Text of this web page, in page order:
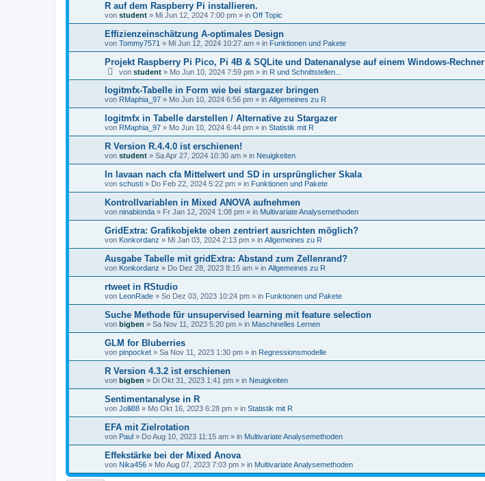
R auf dem Raspberry Pi installieren.
von student » Mi Jun 12, 2024 7:00 pm » in Off Topic
Effizienzeinschätzung A-optimales Design
von Tommy7571 » Mi Jun 12, 2024 10:27 am » in Funktionen und Pakete
Projekt Raspberry Pi Pico, Pi 4B & SQLite und Datenanalyse auf einem Windows-Rechner
von student » Mo Jun 10, 2024 7:59 pm » in R und Schnittstellen...
logitmfx-Tabelle in Form wie bei stargazer bringen
von RMaphia_97 » Mo Jun 10, 2024 6:56 pm » in Allgemeines zu R
logitmfx in Tabelle darstellen / Alternative zu Stargazer
von RMaphia_97 » Mo Jun 10, 2024 6:44 pm » in Statistik mit R
R Version R.4.4.0 ist erschienen!
von student » Sa Apr 27, 2024 10:30 am » in Neuigkeiten
In lavaan nach cfa Mittelwert und SD in ursprünglicher Skala
von schusti » Do Feb 22, 2024 5:22 pm » in Funktionen und Pakete
Kontrollvariablen in Mixed ANOVA aufnehmen
von ninabionda » Fr Jan 12, 2024 1:08 pm » in Multivariate Analysemethoden
GridExtra: Grafikobjekte oben zentriert ausrichten möglich?
von Konkordanz » Mi Jan 03, 2024 2:13 pm » in Allgemeines zu R
Ausgabe Tabelle mit gridExtra: Abstand zum Zellenrand?
von Konkordanz » Do Dez 28, 2023 8:15 am » in Allgemeines zu R
rtweet in RStudio
von LeonRade » So Dez 03, 2023 10:24 pm » in Funktionen und Pakete
Suche Methode für unsupervised learning mit feature selection
von bigben » Sa Nov 11, 2023 5:20 pm » in Maschinelles Lernen
GLM for Bluberries
von pinpocket » Sa Nov 11, 2023 1:30 pm » in Regressionsmodelle
R Version 4.3.2 ist erschienen
von bigben » Di Okt 31, 2023 1:41 pm » in Neuigkeiten
Sentimentanalyse in R
von Jolli88 » Mo Okt 16, 2023 6:28 pm » in Statistik mit R
EFA mit Zielrotation
von Paul » Do Aug 10, 2023 11:15 am » in Multivariate Analysemethoden
Effekstärke bei der Mixed Anova
von Nika456 » Mo Aug 07, 2023 7:03 pm » in Multivariate Analysemethoden